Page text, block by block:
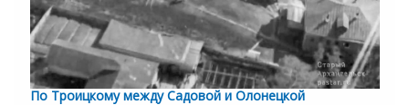
По Троицкому между Садовой и Олонецкой